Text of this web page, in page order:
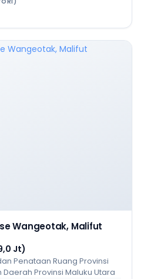
Wangeotak, Malifut
Jt)
Penataan Ruang Provinsi
Provinsi Maluku Utara